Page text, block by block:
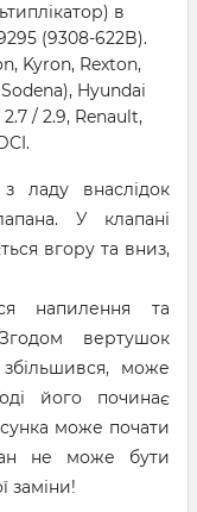
в
(9308-622B).
Kyron, Rexton,
Hyundai
/ 2.9, Renault,
ладу внаслідок
У клапані
вгору та вниз,
напилення та
вертушок
може
його починає
може почати
не може бути
заміни!